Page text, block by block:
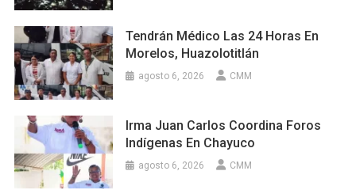
Tendrán Médico Las 24 Horas En
Morelos, Huazolotitlán
agosto 6, 2026 CMM
Irma Juan Carlos Coordina Foros
Indígenas En Chayuco
agosto 6, 2026 CMM